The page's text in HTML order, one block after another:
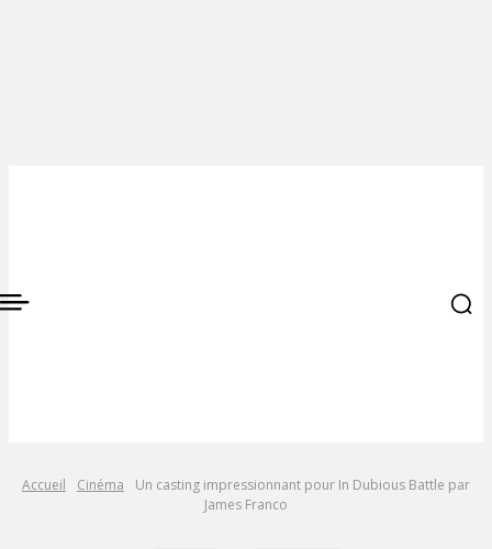
Accueil Cinéma
Un casting impressionnant pour In Dubious Battle par
James Franco